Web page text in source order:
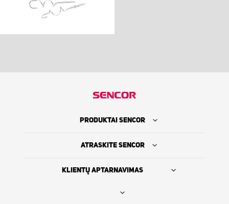
PRODUKTAI SENCOR
ATRASKITE SENCOR
KLIENTŲ APTARNAVIMAS